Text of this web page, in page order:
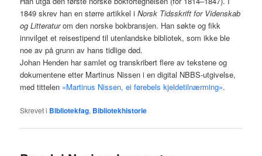
1849 skrev han en større artikkel iNorsk Tidsskrift for Videnskab
og Litteraturom den norske bokbransjen. Han søkte og fikk
innvilget et reisestipend til utenlandske bibliotek, som ikke ble
noe av på grunn av hans tidlige død.
Johan Henden har samlet og transkribert flere av tekstene og
dokumentene etter Martinus Nissen i en digital NBBS-utgivelse,
med tittelen «Martinus Nissen, ei førebels kjeldetilnærming».
Skrevet i Bibliotekfag, Bibliotekhistorie